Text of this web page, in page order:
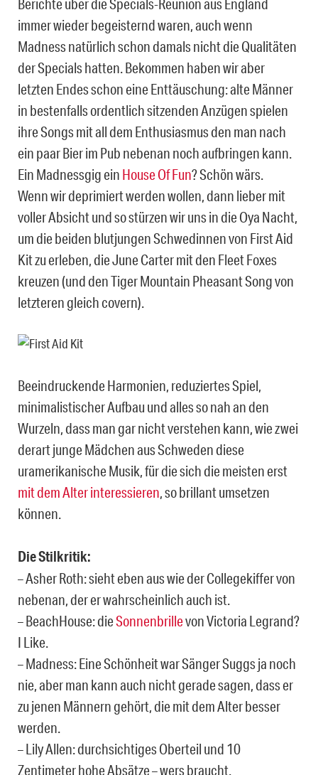
Berichte über die Specials-Reunion aus England
immer wieder begeisternd waren, auch wenn
Madness natürlich schon damals nicht die Qualitäten
der Specials hatten. Bekommen haben wir aber
letzten Endes schon eine Enttäuschung: alte Männer
in bestenfalls ordentlich sitzenden Anzügen spielen
ihre Songs mit all dem Enthusiasmus den man nach
ein paar Bier im Pub nebenan noch aufbringen kann.
Ein Madnessgig ein House Of Fun? Schön wärs.
Wenn wir deprimiert werden wollen, dann lieber mit
voller Absicht und so stürzen wir uns in die Oya Nacht,
um die beiden blutjungen Schwedinnen von First Aid
Kit zu erleben, die June Carter mit den Fleet Foxes
kreuzen (und den Tiger Mountain Pheasant Song von
letzteren gleich covern).
Beeindruckende Harmonien, reduziertes Spiel,
minimalistischer Aufbau und alles so nah an den
Wurzeln, dass man gar nicht verstehen kann, wie zwei
derart junge Mädchen aus Schweden diese
uramerikanische Musik, für die sich die meisten erst
mit dem Alter interessieren, so brillant umsetzen
können.
Die Stilkritik:
– Asher Roth: sieht eben aus wie der Collegekiffer von
nebenan, der er wahrscheinlich auch ist.
– BeachHouse: dieSonnenbrillevon Victoria Legrand?
I Like.
– Madness: Eine Schönheit war Sänger Suggs ja noch
nie, aber man kann auch nicht gerade sagen, dass er
zu jenen Männern gehört, die mit dem Alter besser
werden.
– Lily Allen: durchsichtiges Oberteil und 10
Zentimeter hohe Absätze – wers braucht.